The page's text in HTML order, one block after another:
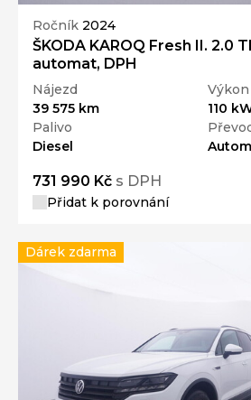
Ročník 2024
ŠKODA KAROQ Fresh II. 2.0
automat, DPH
Nájezd
39 575 km
Výkon
110
Palivo
Diesel
731 990 Kč s DPH
Přidat k porovnání
Dárek zdarma